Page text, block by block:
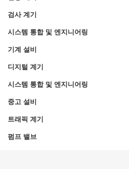
검사 계기
시스템 통합 및 엔지니어링
기계 설비
디지털 계기
시스템 통합 및 엔지니어링
중고 설비
트래픽 계기
펌프 밸브